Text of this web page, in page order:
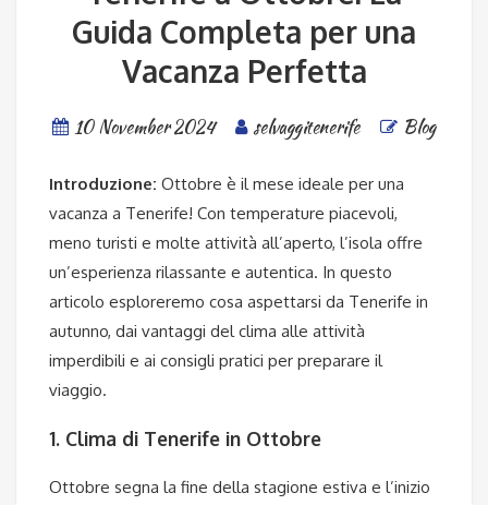
Guida Completa per una
Vacanza Perfetta
10 November 2024 selvaggitenerife Blog
Introduzione: Ottobre è il mese ideale per una
vacanza a Tenerife! Con temperature piacevoli,
meno turisti e molte attività all’aperto, l’isola offre
un’esperienza rilassante e autentica. In questo
articolo esploreremo cosa aspettarsi da Tenerife in
autunno, dai vantaggi del clima alle attività
imperdibili e ai consigli pratici per preparare il
viaggio.
1. Clima di Tenerife in Ottobre
Ottobre segna la fine della stagione estiva e l’inizio